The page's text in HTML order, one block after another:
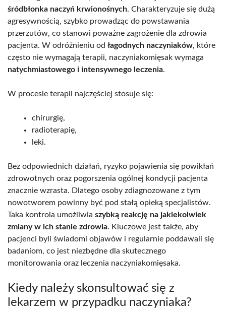
śródbłonka naczyń krwionośnych. Charakteryzuje się dużą
agresywnością, szybko prowadząc do powstawania
przerzutów, co stanowi poważne zagrożenie dla zdrowia
pacjenta. W odróżnieniu od łagodnych naczyniaków, które
często nie wymagają terapii, naczyniakomięsak wymaga
natychmiastowego i intensywnego leczenia.
W procesie terapii najczęściej stosuje się:
chirurgię,
radioterapię,
leki.
Bez odpowiednich działań, ryzyko pojawienia się powikłań
zdrowotnych oraz pogorszenia ogólnej kondycji pacjenta
znacznie wzrasta. Dlatego osoby zdiagnozowane z tym
nowotworem powinny być pod stałą opieką specjalistów.
Taka kontrola umożliwia szybką reakcję na jakiekolwiek
zmiany w ich stanie zdrowia. Kluczowe jest także, aby
pacjenci byli świadomi objawów i regularnie poddawali się
badaniom, co jest niezbędne dla skutecznego
monitorowania oraz leczenia naczyniakomięsaka.
Kiedy należy skonsultować się z
lekarzem w przypadku naczyniaka?